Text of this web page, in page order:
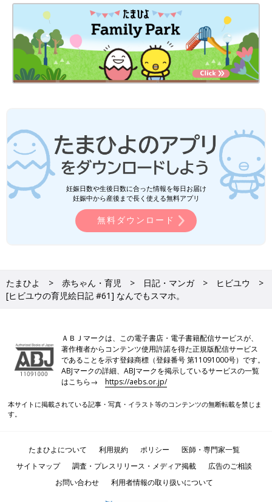
妊娠日数や生後日数に合った情報を毎日お届け
妊娠中から産後まで長く使える無料アプリ
無料ダウンロード
たまひよ 赤ちゃん・育児 日記・マンガ
ヒビユウ
[ヒビユウの育児絵日記 #61] なんでもスマホ。
ＡＢＪマークは、この電子書店・電子書籍配信サービスが、
著作権者からコンテンツ使用許諾を得た正規版配信サービス
であることを示す登録商標（登録番号 第11091000号）です。
ABJマークの詳細、ABJマークを掲示しているサービスの一覧
はこちら→https://aebs.or.jp/
本サイトに掲載されている記事・写真・イラスト等のコンテンツの無断転載を禁じま
す。
たまひよについて 利用規約 ポリシー
医師・専門家一覧
サイトマップ
調査・プレスリリース・メディア掲載
広告のご相談
お問い合わせ
利用者情報の取り扱いについて